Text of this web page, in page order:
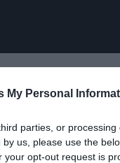
My Personal
parties, or
us, please use the
opt-out request is